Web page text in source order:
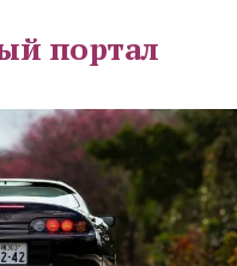
портал